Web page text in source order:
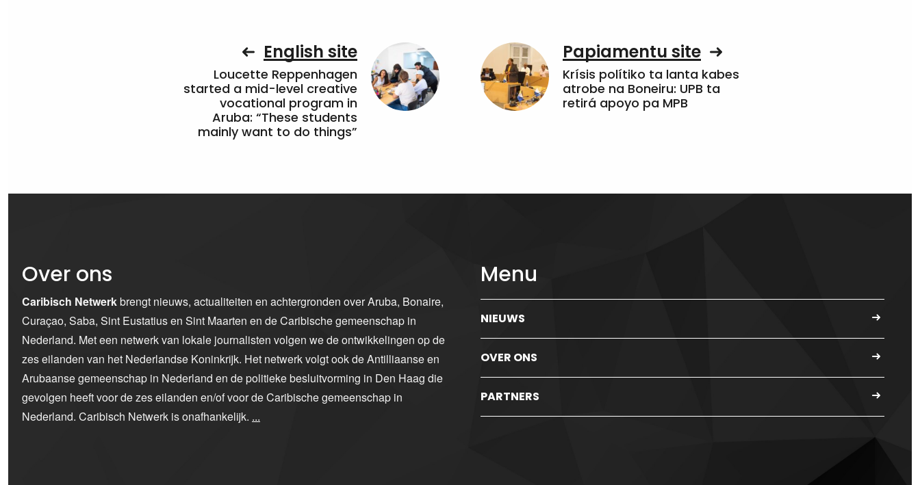
English site
Loucette Reppenhagen
started a mid-level creative
vocational program in
Aruba: “These students
mainly want to do things”
Papiamentu site
Krísis polítiko ta lanta kabes
atrobe na Boneiru: UPB ta
retirá apoyo pa MPB
Over ons
Caribisch Netwerkbrengt nieuws, actualiteiten en achtergronden over Aruba, Bonaire,
Curaçao, Saba, Sint Eustatius en Sint Maarten en de Caribische gemeenschap in
Nederland. Met een netwerk van lokale journalisten volgen we de ontwikkelingen op de
zes eilanden van het Nederlandse Koninkrijk. Het netwerk volgt ook de Antilliaanse en
Arubaanse gemeenschap in Nederland en de politieke besluitvorming in Den Haag die
gevolgen heeft voor de zes eilanden en/of voor de Caribische gemeenschap in
Nederland. Caribisch Netwerk is onafhankelijk. ...
Menu
NIEUWS
OVER ONS
PARTNERS